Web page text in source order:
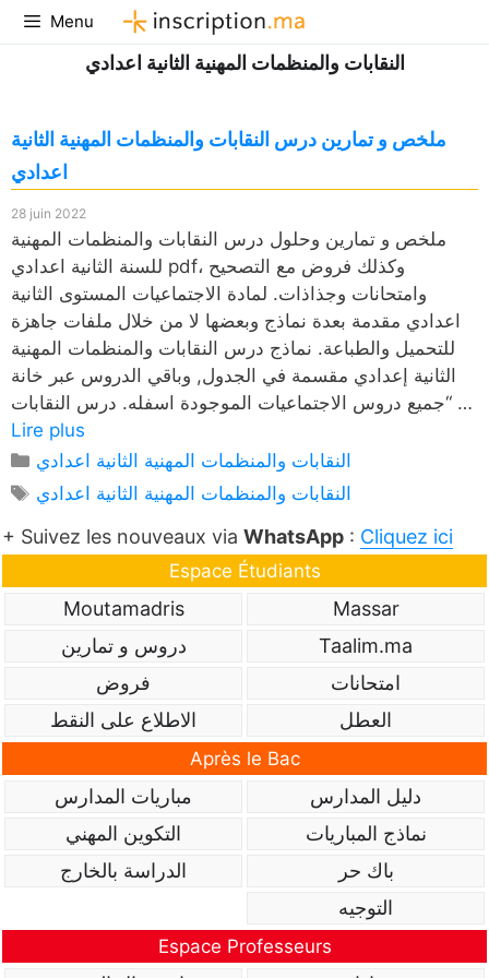
Aller
au
Menu
النقابات والمنظمات المهنية الثانية اعدادي
ملخص و تمارين درس النقابات والمنظمات المهنية الثانية
اعدادي
28 juin 2022
ملخص و تمارين وحلول درس النقابات والمنظمات المهنية
للسنة الثانية اعدادي pdf، وكذلك فروض مع التصحيح
وامتحانات وجذاذات. لمادة الاجتماعيات المستوى الثانية
اعدادي مقدمة بعدة نماذج وبعضها لا من خلال ملفات جاهزة
للتحميل والطباعة. نماذج درس النقابات والمنظمات المهنية
الثانية إعدادي مقسمة في الجدول, وباقي الدروس عبر خانة
“جميع دروس الاجتماعيات الموجودة اسفله. درس النقابات …
Lire plus
Catégories
النقابات والمنظمات المهنية الثانية اعدادي
Étiquettes
النقابات والمنظمات المهنية الثانية اعدادي
+ Suivez les nouveaux via WhatsApp : Cliquez ici
Espace Étudiants
Massar
Moutamadris
Taalim.ma
دروس و تمارين
امتحانات
فروض
العطل
الاطلاع على النقط
Après le Bac
دليل المدارس
مباريات المدارس
نماذج المباريات
التكوين المهني
باك حر
الدراسة بالخارج
التوجيه
Espace Professeurs